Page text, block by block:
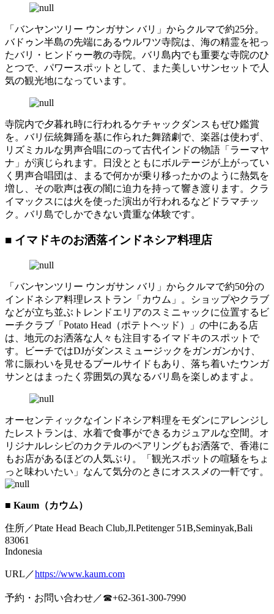
「バンヤンツリー ウンガサン バリ」からクルマで約25分。
バドゥン半島の先端にあるウルワツ寺院は、海の精霊を祀っ
たバリ・ヒンドゥー教の寺院。バリ島内でも重要な寺院のひ
とつで、パワースポットとして、また美しいサンセットで人
気の観光地になっています。
寺院内で夕暮れ時に行われるケチャックダンスもぜひ鑑賞
を。バリ伝統舞踊を基に作られた舞踏劇で、楽器は使わず、
リズミカルな男声合唱にのって古代インドの物語「ラーマヤ
ナ」が演じられます。日没とともにボルテージが上がってい
く男声合唱団は、まるで何かが乗り移ったかのように熱気を
増し、その歌声は夜の闇に迫力を持って響き渡ります。クラ
イマックスには火を使った演出が行われるなどドラマチッ
ク。バリ島でしかできない貴重な体験です。
■ イマドキのお洒落インドネシア料理店
「バンヤンツリー ウンガサン バリ」からクルマで約50分の
インドネシア料理レストラン「カウム」。ショップやクラブ
などが立ち並ぶトレンドエリアのスミニャックに位置するビ
ーチクラブ「Potato Head（ポテトヘッド）」の中にある店
は、地元のお洒落な人々も注目するイマドキのスポットで
す。ビーチではDJがダンスミュージックをガンガンかけ、
常に賑わいを見せるプールサイドもあり、落ち着いたウンガ
サンとはまったく雰囲気の異なるバリ島を楽しめますよ。
オーセンティックなインドネシア料理をモダンにアレンジし
たレストランは、水着で食事ができるカジュアルな空間。オ
リジナルレシピのカクテルのペアリングもお洒落で、香港に
もお店があるほどの人気ぶり。「観光スポットの喧騒をちょ
っと味わいたい」なんて気分のときにオススメの一軒です。
■ Kaum（カウム）
住所／Ptate Head Beach Club,Jl.Petitenger 51B,Seminyak,Bali
83061
Indonesia
URL／https://www.kaum.com
予約・お問い合わせ／☎+62-361-300-7990